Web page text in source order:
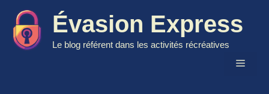
contenu
Évasion Express
Le blog référent dans les activités récréatives
Menu